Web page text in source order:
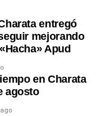
entregó
mejorando
Apud
en Charata
agosto